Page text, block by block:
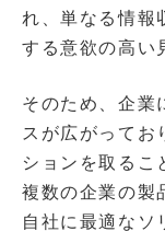
れ、単なる情報
する意欲の高い
そのため、企業
スが広がってお
ションを取るこ
複数の企業の製
自社に最適なソ